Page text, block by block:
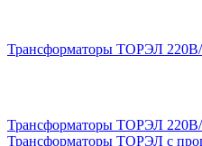
Трансформаторы ТОРЭЛ
Трансформаторы ТОРЭЛ
Трансформаторы ТОРЭЛ с